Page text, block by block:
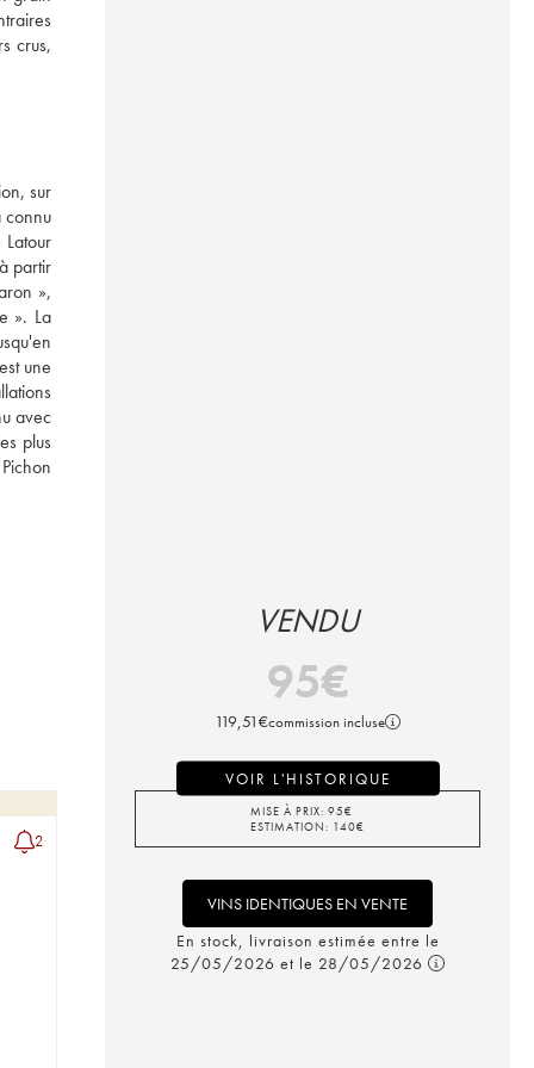
crus,
sur
connu
partir
»,
». La
une
avec
plus
2
VENDU
95€
119,51€commission incluse
VOIR L'HISTORIQUE
MISE À PRIX: 95€
ESTIMATION: 140€
VINS IDENTIQUES EN VENTE
En stock, livraison estimée entre le
25/05/2026 et le 28/05/2026